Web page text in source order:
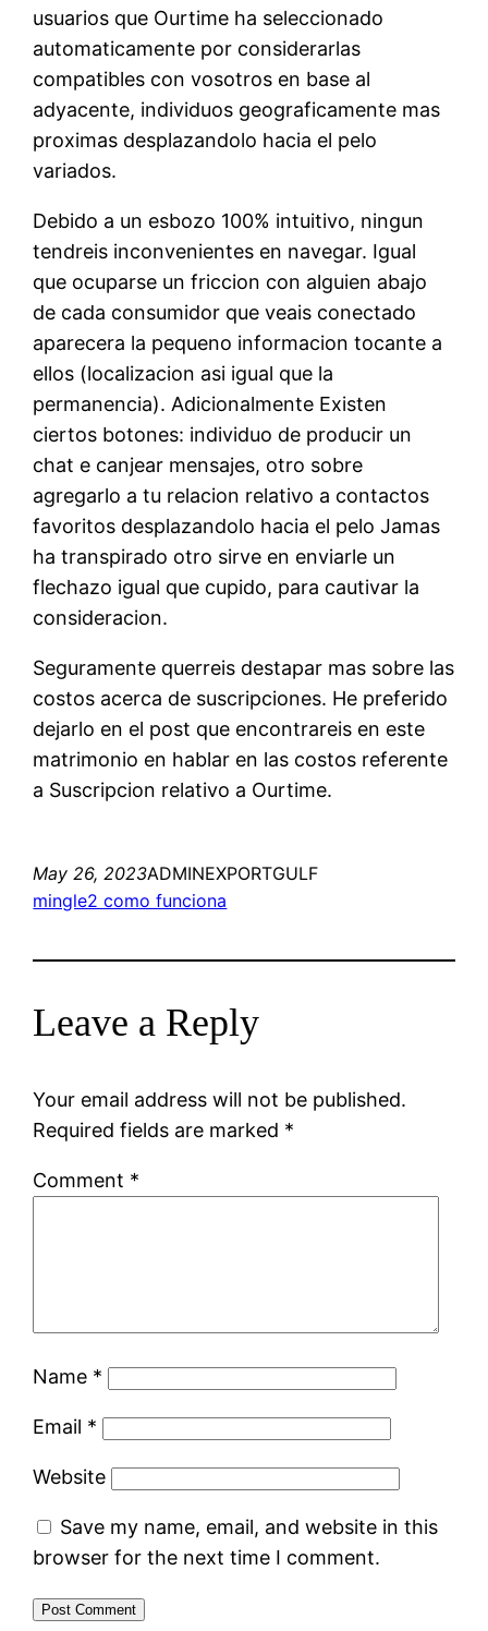
usuarios que Ourtime ha seleccionado
automaticamente por considerarlas
compatibles con vosotros en base al
adyacente, individuos geograficamente mas
proximas desplazandolo hacia el pelo
variados.
Debido a un esbozo 100% intuitivo, ningun
tendreis inconvenientes en navegar. Igual
que ocuparse un friccion con alguien abajo
de cada consumidor que veais conectado
aparecera la pequeno informacion tocante a
ellos (localizacion asi igual que la
permanencia). Adicionalmente Existen
ciertos botones: individuo de producir un
chat e canjear mensajes, otro sobre
agregarlo a tu relacion relativo a contactos
favoritos desplazandolo hacia el pelo Jamas
ha transpirado otro sirve en enviarle un
flechazo igual que cupido, para cautivar la
consideracion.
Seguramente querreis destapar mas sobre las
costos acerca de suscripciones. He preferido
dejarlo en el post que encontrareis en este
matrimonio en hablar en las costos referente
a Suscripcion relativo a Ourtime.
May 26, 2023ADMINEXPORTGULF
mingle2 como funciona
Leave a Reply
Your email address will not be published.
Required fields are marked *
Comment *
Name *
Email *
Website
Save my name, email, and website in this
browser for the next time I comment.